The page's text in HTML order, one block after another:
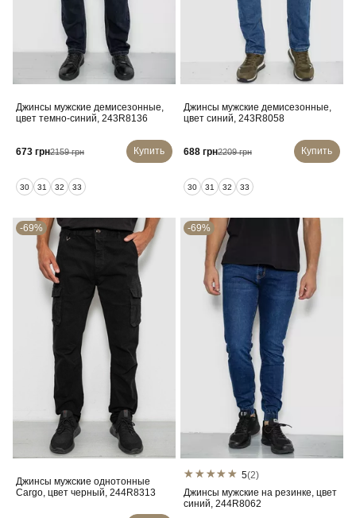
Джинсы мужские демисезонные,
цвет темно-синий, 243R8136
673 грн2159 грн Купить
30 31 32 33
Джинсы мужские демисезонные,
цвет синий, 243R8058
688 грн2209 грн Купить
30 31 32 33
-69%
Джинсы мужские однотонные
Cargo, цвет черный, 244R8313
-69%
5(2)
Джинсы мужские на резинке, цвет
синий, 244R8062